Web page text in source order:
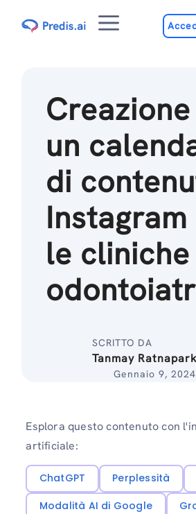
Menu
un
di
le cliniche
SCRITTO DA
Tanmay
Gennaio 9, 2024
Esplora questo contenuto con
artificiale:
ChatGPT Perplessità
Modalità AI di Google